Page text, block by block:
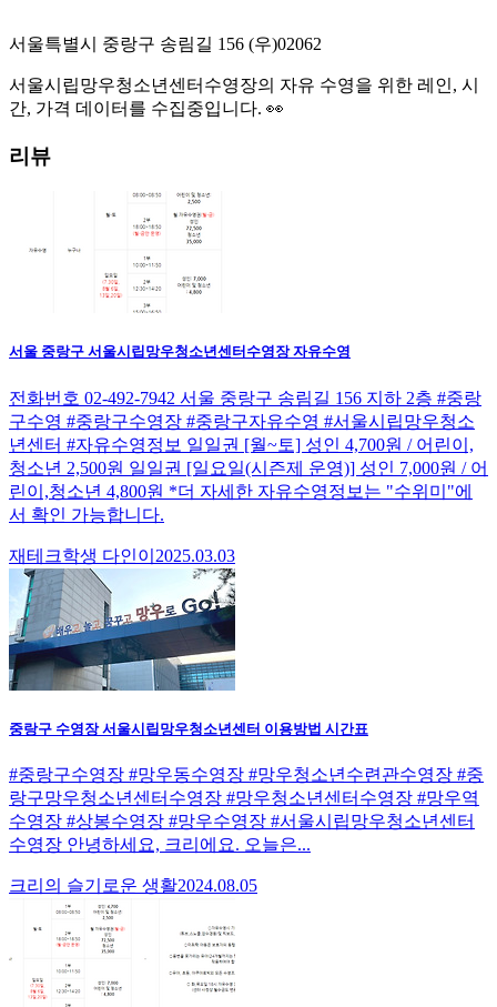
서울특별시 중랑구 송림길 156 (우)02062
서울시립망우청소년센터수영장의 자유 수영을 위한 레인, 시
간, 가격 데이터를 수집중입니다. 👀
리뷰
서울 중랑구 서울시립망우청소년센터수영장 자유수영
전화번호 02-492-7942 서울 중랑구 송림길 156 지하 2층 #중랑
구수영 #중랑구수영장 #중랑구자유수영 #서울시립망우청소
년센터 #자유수영정보 일일권 [월~토] 성인 4,700원 / 어린이,
청소년 2,500원 일일권 [일요일(시즌제 운영)] 성인 7,000원 / 어
린이,청소년 4,800원 *더 자세한 자유수영정보는 "수위미"에
서 확인 가능합니다.
재테크학생 다인이 2025.03.03
중랑구 수영장 서울시립망우청소년센터 이용방법 시간표
#중랑구수영장 #망우동수영장 #망우청소년수련관수영장 #중
랑구망우청소년센터수영장 #망우청소년센터수영장 #망우역
수영장 #상봉수영장 #망우수영장 #서울시립망우청소년센터
수영장 안녕하세요, 크리에요. 오늘은...
크리의 슬기로운 생활2024.08.05